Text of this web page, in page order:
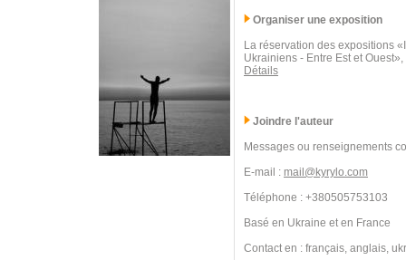
Organiser une exposition
La réservation des expositions
Ukrainiens - Entre Est et
Détails
Joindre l'auteur
Messages ou renseignements
E-mail : mail@kyrylo.com
Téléphone : +380505753103
Basé en Ukraine et en France
Contact en : français, anglais,